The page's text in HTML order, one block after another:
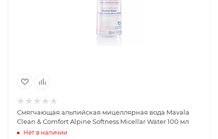
Смягчающая альпийская мицеллярная вода Mavala
Clean & Comfort Alpine Softness Micellar Water 100 мл
Нет в наличии